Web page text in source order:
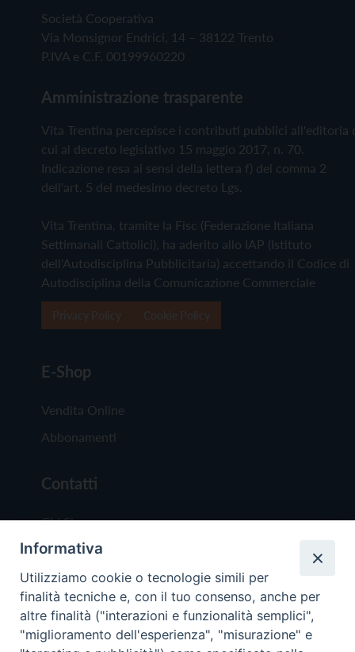
Società Cooperativa
Via Monsignor Endrici, 14 – 38122 Trento
P.IVA e C.F. 00199960220
Amministrazione trasparente
Vita Trentina percepisce i contributi pubblici all'editoria
cui al decreto legislativo 15 maggio 2017, n. 70.
Indicazione resa ai sensi della lettera f) del comma 2
dell'art. 5 del medesimo decreto Lgs.
Vita Trentina, tramite la Fisc (Federazione Italiana
Settimanali Cattolici), ha aderito allo IAP (Istituto
dell'Autodisciplina Pubblicitaria) accettando il Codice di
Autodisciplina della Comunicazione Commerciale
E-Shop
Vendita Online
Abbonamenti
Contatti
Chi Siamo
Redazione
Scrivici
Informativa
Utilizziamo cookie o tecnologie simili per
finalità tecniche e, con il tuo consenso, anche per
altre finalità ("interazioni e funzionalità semplici",
"miglioramento dell'esperienza", "misurazione" e